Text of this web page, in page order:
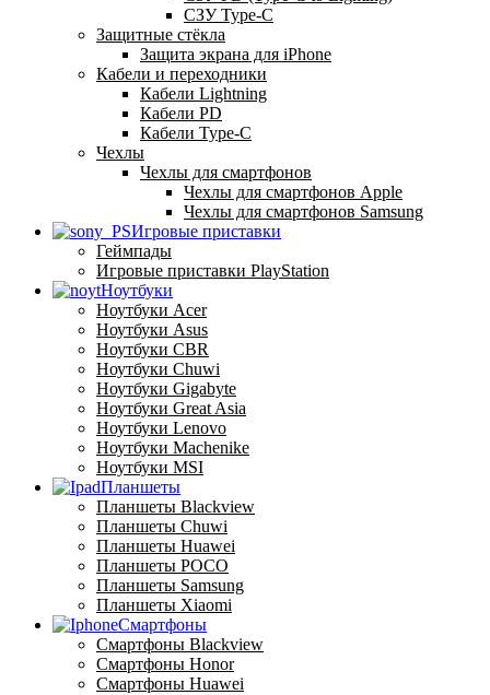
СЗУ Type-C
Защитные стёкла
Защита экрана для iPhone
Кабели и переходники
Кабели Lightning
Кабели PD
Кабели Type-C
Чехлы
Чехлы для смартфонов
Чехлы для смартфонов Apple
Чехлы для смартфонов Samsung
Игровые приставки
Геймпады
Игровые приставки PlayStation
Ноутбуки
Ноутбуки Acer
Ноутбуки Asus
Ноутбуки CBR
Ноутбуки Chuwi
Ноутбуки Gigabyte
Ноутбуки Great Asia
Ноутбуки Lenovo
Ноутбуки Machenike
Ноутбуки MSI
Планшеты
Планшеты Blackview
Планшеты Chuwi
Планшеты Huawei
Планшеты POCO
Планшеты Samsung
Планшеты Xiaomi
Смартфоны
Смартфоны Blackview
Смартфоны Honor
Смартфоны Huawei